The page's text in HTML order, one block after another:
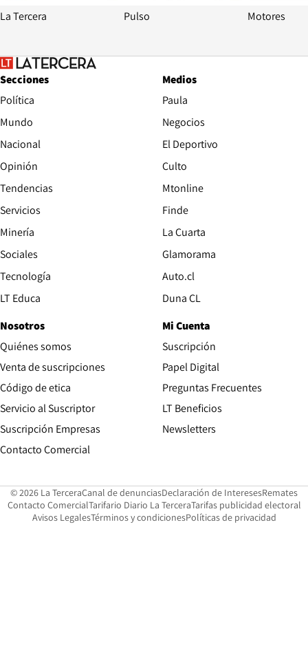
La Tercera Pulso Motores
Secciones
Política
Mundo
Nacional
Opinión
Tendencias
Servicios
Minería
Sociales
Tecnología
LT Educa
Medios
Paula
Negocios
El Deportivo
Culto
Mtonline
Finde
La Cuarta
Glamorama
Auto.cl
Duna CL
Nosotros
Quiénes somos
Venta de suscripciones
Código de etica Opens in new window
Servicio al Suscriptor
Suscripción Empresas
Contacto Comercial
Mi Cuenta
Suscripción
Papel Digital
Preguntas Frecuentes
LT Beneficios
Newsletters
© 2026 La TerceraCanal de denunciasOpens in new window
Declaración de InteresesOpens in
Remates
Contacto ComercialOpens in new window
Tarifario Diario La TerceraOpens in new window
Tarifas publicidad electoral
Avisos LegalesOpens in new window
Términos y condicionesPolíticas de privacidad